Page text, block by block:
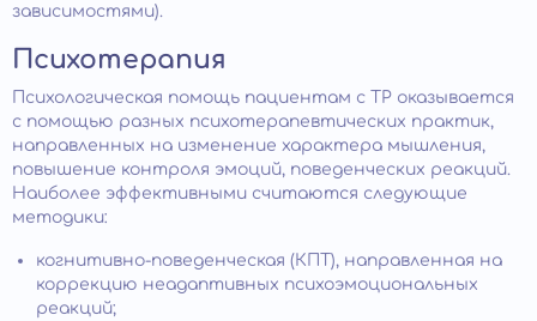
зависимостями).
Психотерапия
Психологическая помощь пациентам с ТР оказывается
с помощью разных психотерапевтических практик,
направленных на изменение характера мышления,
повышение контроля эмоций, поведенческих реакций.
Наиболее эффективными считаются следующие
методики:
когнитивно-поведенческая (КПТ), направленная на
коррекцию неадаптивных психоэмоциональных
реакций;